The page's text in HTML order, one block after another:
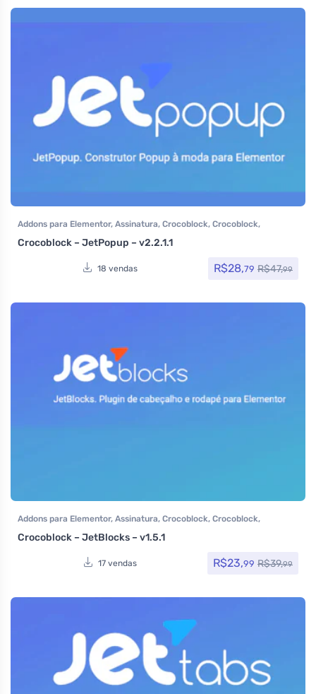
Addons para Elementor, Assinatura, Crocoblock, Crocoblock,
Elementor Pro
Plugins Todos os itens
Crocoblock – JetPopup – v2.2.1.1
18 vendas R$28,79 R$47,99
Addons para Elementor, Assinatura, Crocoblock, Crocoblock,
Crocoblock – JetBlocks – v1.5.1
17 vendas R$23,99 R$39,99